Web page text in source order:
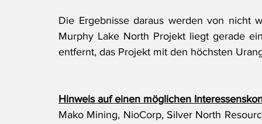
Die Ergebnisse daraus werden von nicht
Murphy Lake North Projekt liegt gerade
entfernt, das Projekt mit den höchsten
Hinweis auf einen möglichen
Mako Mining, NioCorp, Silver North